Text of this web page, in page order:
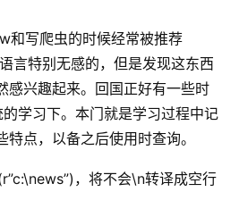
写爬虫的时候经常被推荐
言特别无感的，但是发现这东西
感兴趣起来。回国正好有一些时
学习下。本门就是学习过程中记
点，以备之后使用时查询。
，将不会\n转译成空行